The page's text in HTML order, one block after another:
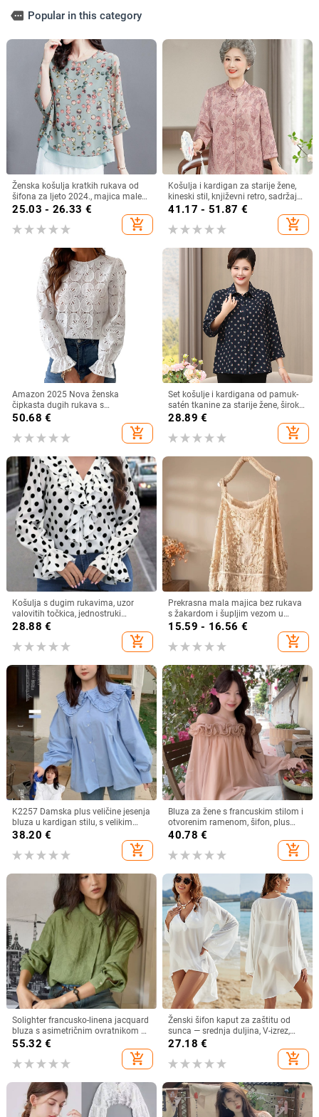
more Popular in this category
Ženska košulja kratkih rukava od
šifona za ljeto 2024., majica male
veličine, plus size
25.03 - 26.33 €
add_shopping_cart
Košulja i kardigan za starije žene,
kineski stil, književni retro, sadržaj
vlakana 30–50%, bez ovratnika
41.17 - 51.87 €
add_shopping_cart
Amazon 2025 Nova ženska
čipkasta dugih rukava s
podstavom, modna šuplja heklana
50.68 €
add_shopping_cart
Set košulje i kardigana od pamuk-
satén tkanine za starije žene, širok
kroj, plus veličina, ljeto–jesen
28.89 €
add_shopping_cart
Košulja s dugim rukavima, uzor
valovitih točkica, jednostruki
zatvarač, poliester 90–95%
28.88 €
add_shopping_cart
Prekrasna mala majica bez rukava
s žakardom i šupljim vezom u
francuskom stilu, ljetna nova široka,
15.59 - 16.56 €
add_shopping_cart
K2257 Damska plus veličine jesenja
bluza u kardigan stilu, s velikim
ovratnikom, dvostrukim slojem i
čipkastim rubom, sladak izgled
38.20 €
add_shopping_cart
Bluza za žene s francuskim stilom i
otvorenim ramenom, šifon, plus
veličina, dugi rukav
40.78 €
add_shopping_cart
Solighter francusko-linena jacquard
bluza s asimetričnim ovratnikom za
žene, dugi rukavi, proljeće 2026
55.32 €
add_shopping_cart
Ženski šifon kaput za zaštitu od
sunca — srednja duljina, V-izrez,
dugi rukav, široki kroj, 95% poliester
27.18 €
add_shopping_cart